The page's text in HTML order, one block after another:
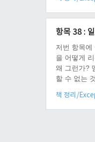
항목 38 :
저번 항목에
을 어떻게
왜 그런가?
할 수 없는
한다" ..
책 정리/